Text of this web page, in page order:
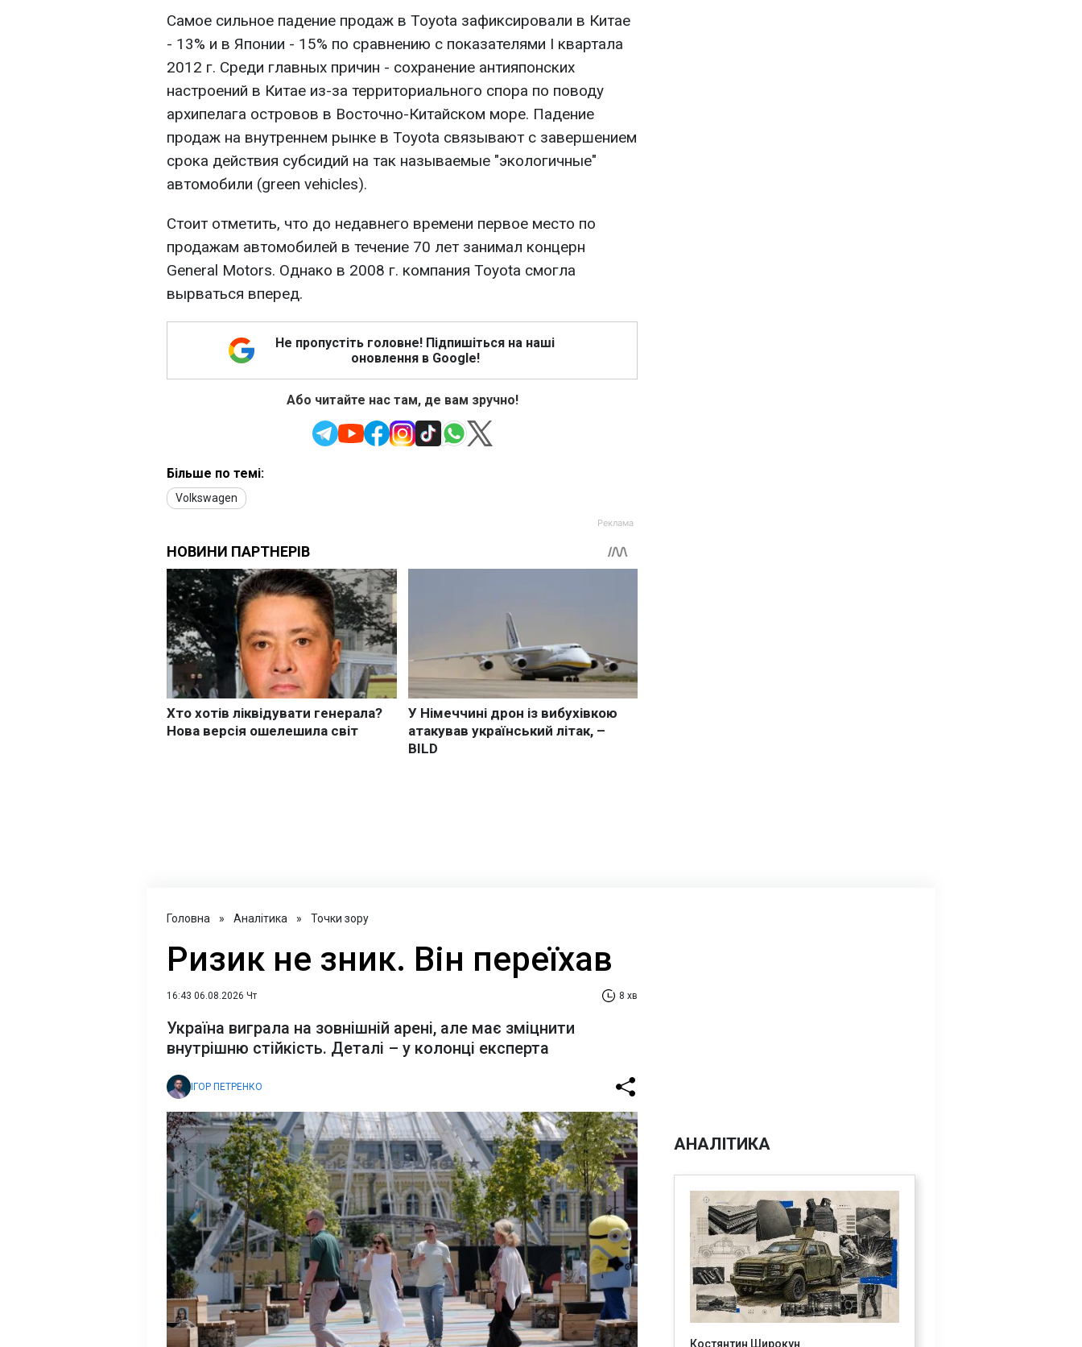
Самое сильное падение продаж в Toyota зафиксировали в Китае
- 13% и в Японии - 15% по сравнению с показателями I квартала
2012 г. Среди главных причин - сохранение антияпонских
настроений в Китае из-за территориального спора по поводу
архипелага островов в Восточно-Китайском море. Падение
продаж на внутреннем рынке в Toyota связывают с завершением
срока действия субсидий на так называемые "экологичные"
автомобили (green vehicles).
Стоит отметить, что до недавнего времени первое место по
продажам автомобилей в течение 70 лет занимал концерн
General Motors. Однако в 2008 г. компания Toyota смогла
вырваться вперед.
Не пропустіть головне! Підпишіться на наші
оновлення в Google!
Або читайте нас там, де вам зручно!
Більше по темі:
Volkswagen
Головна » Аналітика » Точки зору
Ризик не зник. Він переїхав
16:43 06.08.2026 Чт 8 хв
Україна виграла на зовнішній арені, але має зміцнити
внутрішню стійкість. Деталі – у колонці експерта
ІГОР ПЕТРЕНКО
АНАЛІТИКА
Костянтин Широкун